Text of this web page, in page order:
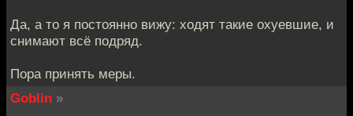
Да, а то я постоянно вижу: ходят такие охуевшие, и
снимают всё подряд.
Пора принять меры.
Goblin »